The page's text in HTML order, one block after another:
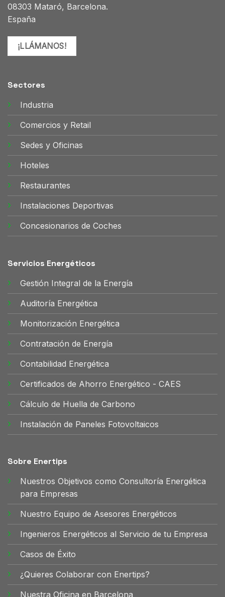
08303 Mataró, Barcelona.
España
¡LLÁMANOS!
Sectores
Industria
Comercios y Retail
Sedes y Oficinas
Hoteles
Restaurantes
Instalaciones Deportivas
Concesionarios de Coches
Servicios Energéticos
Gestión Integral de la Energía
Auditoría Energética
Monitorización Energética
Contratación de Energía
Contabilidad Energética
Certificados de Ahorro Energético - CAES
Cálculo de Huella de Carbono
Instalación de Paneles Fotovoltaicos
Sobre Enertips
Nuestros Objetivos como Consultoría Energética
para Empresas
Nuestro Equipo de Asesores Energéticos
Ingenieros Energéticos al Servicio de tu Empresa
Casos de Éxito
¿Quieres Colaborar con Enertips?
Nuestra Oficina en Barcelona